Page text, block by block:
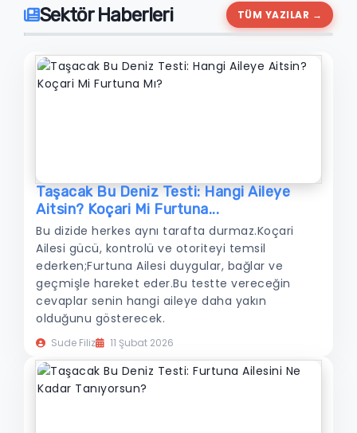
Sektör Haberleri TÜM YAZILAR →
Taşacak Bu Deniz Testi: Hangi Aileye
Aitsin? Koçari Mi Furtuna...
Bu dizide herkes aynı tarafta durmaz.Koçari
Ailesi gücü, kontrolü ve otoriteyi temsil
ederken;Furtuna Ailesi duygular, bağlar ve
geçmişle hareket eder.Bu testte vereceğin
cevaplar senin hangi aileye daha yakın
olduğunu gösterecek.
Sude Filiz 11 Şubat 2026